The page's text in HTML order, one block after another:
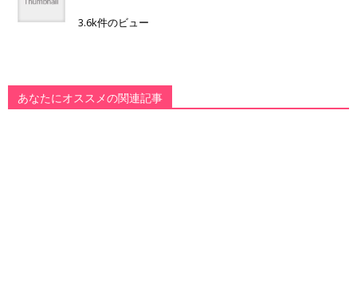
3.6k件のビュー
あなたにオススメの関連記事